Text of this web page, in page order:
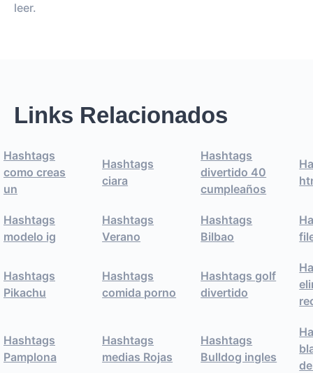
leer.
Links Relacionados
Hashtags
como creas
un
Hashtags
ciara
Hashtags
divertido 40
cumpleaños
Hashtags
modelo ig
Hashtags
Verano
Hashtags
Bilbao
Hashtags
Pikachu
Hashtags
comida porno
Hashtags golf
divertido
Hashtags
Pamplona
Hashtags
medias Rojas
Hashtags
Bulldog ingles